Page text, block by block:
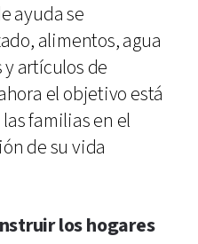
ayuda se
alimentos, agua
artículos de
el objetivo está
familias en el
de su vida
los hogares